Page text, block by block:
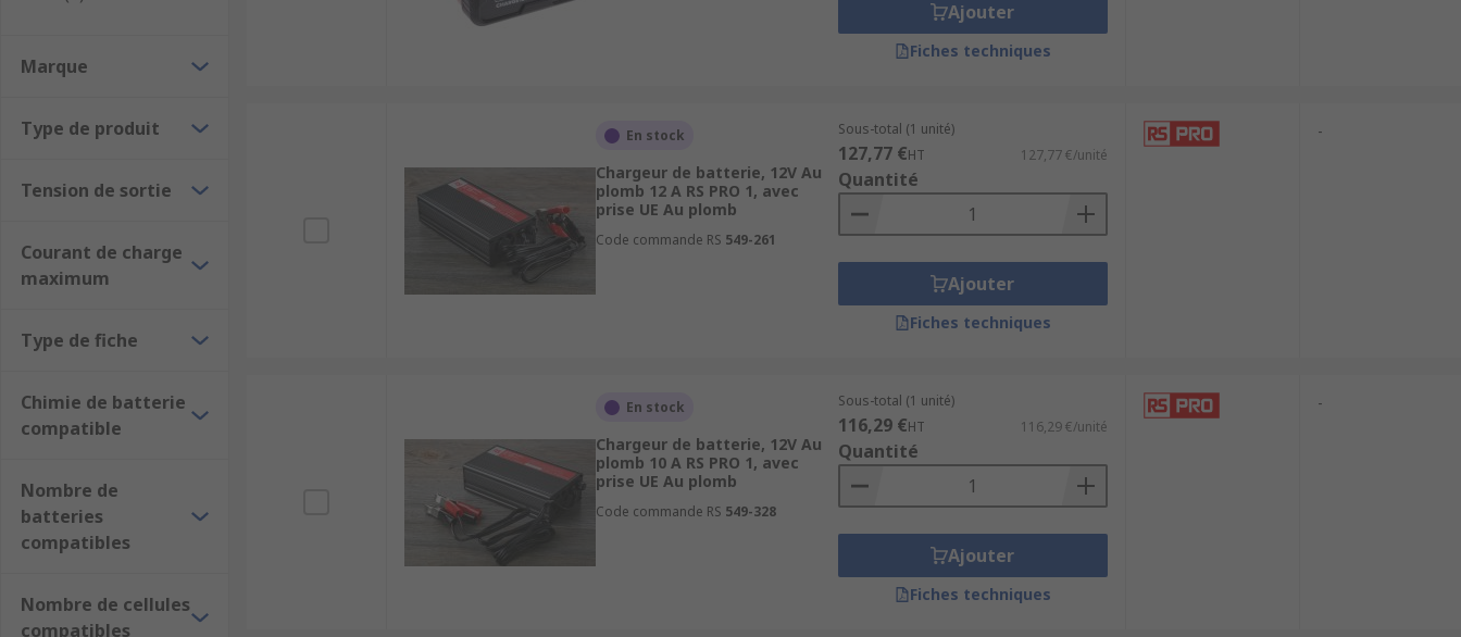
opter pour un chargeur automatique, ou intelligent, qui dispose d'une fonction pour arrêter la charge quand elle est au maximum, de manière
automatique. On trouve aussi des boosters de batterie qui assurent une charge rapide sur une courte durée. C'est le cas de certains chargeurs de
batterie auto qui permettent le démarrage rapide du véhicule en panne de batterie. Certains produits disposent d'autres fonctions. Ils peuvent avoir une
Marque
Type de produit
Tension de sortie
Courant de charge
maximum
Type de fiche
Chimie de batterie
compatible
Nombre de
batteries
compatibles
Nombre de cellules
compatibles
Ajouter
Fiches techniques
En stock
Chargeur de batterie, 12V Au
plomb 12 A RS PRO 1, avec
prise UE Au plomb
Code commande RS 549-261
Sous-total (1 unité)
127,77 €HT 127,77 €/unité
Quantité
Ajouter
Fiches techniques
-
En stock
Chargeur de batterie, 12V Au
plomb 10 A RS PRO 1, avec
prise UE Au plomb
Code commande RS 549-328
Sous-total (1 unité)
116,29 €HT 116,29 €/unité
Quantité
Ajouter
Fiches techniques
-